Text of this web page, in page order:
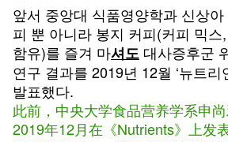
앞서 중앙대 식품영양학과 신상
피 뿐 아니라 봉지 커피(커피 믹스,
함유)를 즐겨 마셔도 대사증후군
연구 결과를 2019년 12월 ‘뉴트리
발표했다.
此前，中央大学食品营养学系申
2019年12月在《Nutrients》上发